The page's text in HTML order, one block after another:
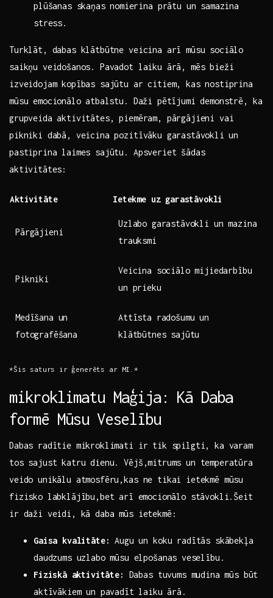
plūšanas skaņas ⁢nomierina prātu un samazina
stress.
Turklāt, dabas klātbūtne veicina arī mūsu sociālo
saikņu veidošanos. Pavadot laiku ārā,‌ mēs bieži
izveidojam kopības sajūtu ar citiem, kas nostiprina
mūsu emocionālo⁣ atbalstu. Daži pētījumi demonstrē, ka
grupveida aktivitātes, piemēram, pārgājieni vai
pikniki‍ dabā, veicina pozitīvāku garastāvokli⁢ un
pastiprina laimes sajūtu. Apsveriet šādas
aktivitātes:
Aktivitāte Ietekme uz garastāvokli
Pārgājieni
Uzlabo garastāvokli un mazina
trauksmi
Pikniki
Veicina sociālo mijiedarbību
un prieku
Medīšana un
fotografēšana
Attīsta radošumu‍ un
klātbūtnes sajūtu
*Šis saturs ir⁢ ģenerēts ar MI.*
mikroklimatu Maģija:⁢ Kā Daba
formē Mūsu Veselību
Dabas radītie mikroklimati ir tik spilgti, ka varam
tos sajust katru dienu. Vējš,mitrums un temperatūra
veido unikālu atmosfēru,kas ne tikai ietekmē mūsu
fizisko labklājību,bet ⁢arī emocionālo stāvokli.Šeit
ir daži veidi, kā daba mūs ietekmē:
Gaisa kvalitāte: Augu un koku radītās skābekļa
daudzums uzlabo mūsu elpošanas⁢ veselību.
Fiziskā ⁢aktivitāte:
Dabas tuvums mudina mūs būt
aktīvākiem un pavadīt ⁣laiku ārā.